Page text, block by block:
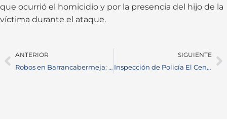
que ocurrió el homicidio y por la presencia del hijo de la
víctima durante el ataque.
ANTERIOR
Robos en Barrancabermeja: cámaras captan dos nuevos hechos de inseguridad en diferentes sectores de la ciudad
SIGUIENTE
Inspección de Policía El Centro: ciudadanos denuncian demoras y presunta falta de atención